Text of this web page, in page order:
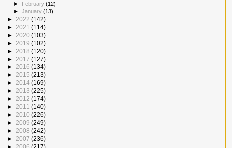
► February(12)
►January(13)
► 2022 (142)
► 2021 (114)
► 2020 (103)
► 2019 (102)
► 2018 (120)
► 2017 (127)
► 2016 (134)
► 2015 (213)
► 2014 (169)
► 2013 (225)
► 2012 (174)
► 2011 (140)
► 2010 (226)
► 2009 (249)
► 2008 (242)
► 2007 (236)
► 2006 (217)